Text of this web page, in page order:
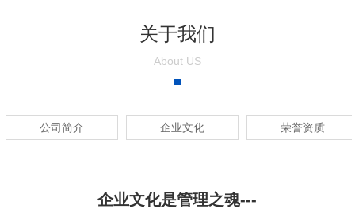
关于我们
About US
公司简介 企业文化 荣誉资质
企业文化是管理之魂---